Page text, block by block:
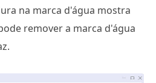
na marca d'água mostra
remover a marca d'água